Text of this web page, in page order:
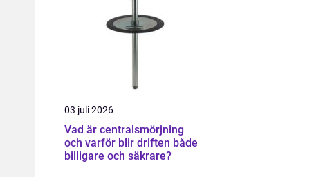
03 juli 2026
Vad är centralsmörjning
och varför blir driften både
billigare och säkrare?